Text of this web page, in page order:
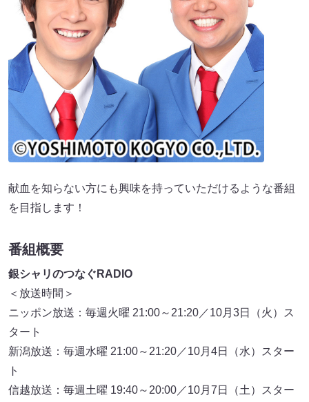
献血を知らない方にも興味を持っていただけるような番組
を目指します！
番組概要
銀シャリのつなぐRADIO
＜放送時間＞
ニッポン放送：毎週火曜 21:00～21:20／10月3日（火）ス
タート
新潟放送：毎週水曜 21:00～21:20／10月4日（水）スター
ト
信越放送：毎週土曜 19:40～20:00／10月7日（土）スター